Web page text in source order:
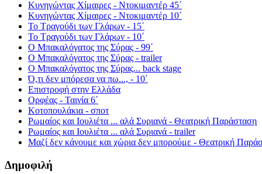
Κυνηγώντας Χίμαιρες - Ντοκιμαντέρ 45΄
Κυνηγώντας Χίμαιρες - Ντοκιμαντέρ 10΄
Το Τραγούδι των Γλάρων - 15΄
Το Τραγούδι των Γλάρων - 10΄
Ο Μπακαλόγατος της Σύρας - 99΄
Ο Μπακαλόγατος της Σύρας - trailer
Ο Μπακαλόγατος της Σύρας... back stage
Ό,τι δεν μπόρεσα να πω..., - 10΄
Επιστροφή στην Ελλάδα
Ορφέας - Ταινία 6΄
Κοτοπουλάκια - σποτ
Ρωμαίος και Ιουλιέτα ... αλά Συριανά - Θεατρική Παράσταση
Ρωμαίος και Ιουλιέτα ... αλά Συριανά - trailer
Μαζί δεν κάνουμε και χώρια δεν μπορούμε - Θεατρική
Δημοφιλή